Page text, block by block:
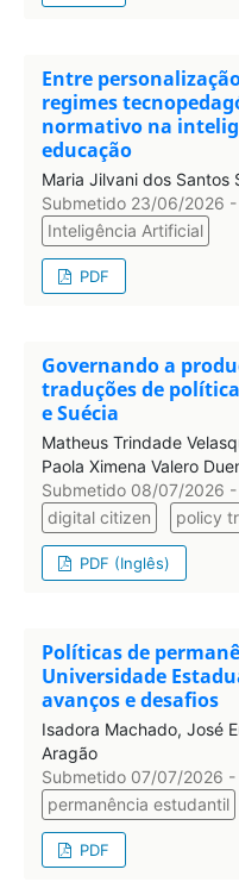
Entre
regimes
normativo na
educação
Maria Jilvani dos Santos
Submetido 23/06/2026
Inteligência Artificial
PDF
Governando a
traduções de
e Suécia
Matheus Trindade
Paola Ximena Valero
Submetido 08/07/2026
digital citizen
policy
PDF (Inglês)
Políticas de
Universidade
avanços e desafios
Isadora Machado, José
Aragão
Submetido 07/07/2026
permanência estudantil
PDF